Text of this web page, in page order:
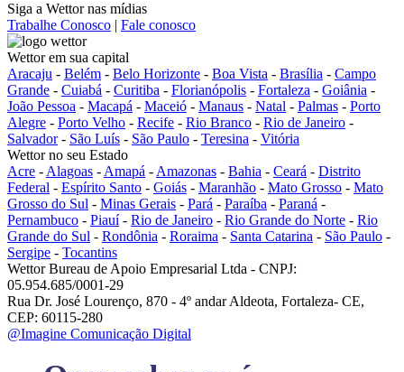
Siga a Wettor nas mídias
Trabalhe Conosco | Fale conosco
Wettor em sua capital
Aracaju - Belém - Belo Horizonte - Boa Vista - Brasília - Campo
Grande - Cuiabá - Curitiba - Florianópolis - Fortaleza - Goiânia -
João Pessoa - Macapá - Maceió - Manaus - Natal - Palmas - Porto
Alegre - Porto Velho - Recife - Rio Branco - Rio de Janeiro -
Salvador- São Luís - São Paulo - Teresina - Vitória
Wettor no seu Estado
Acre - Alagoas - Amapá - Amazonas - Bahia - Ceará - Distrito
Federal - Espírito Santo - Goiás - Maranhão - Mato Grosso - Mato
Grosso do Sul - Minas Gerais - Pará - Paraíba - Paraná -
Pernambuco - Piauí- Rio de Janeiro - Rio Grande do Norte - Rio
Grande do Sul - Rondônia - Roraima - Santa Catarina - São Paulo -
Sergipe - Tocantins
Wettor Bureau de Apoio Empresarial Ltda - CNPJ:
05.954.685/0001-29
Rua Dr. José Lourenço, 870 - 4º andar Aldeota, Fortaleza- CE,
CEP: 60115-280
@Imagine Comunicação Digital